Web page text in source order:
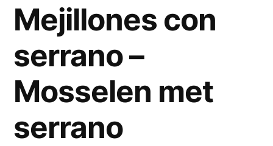
Mejillones con
serrano –
Mosselen met
serrano